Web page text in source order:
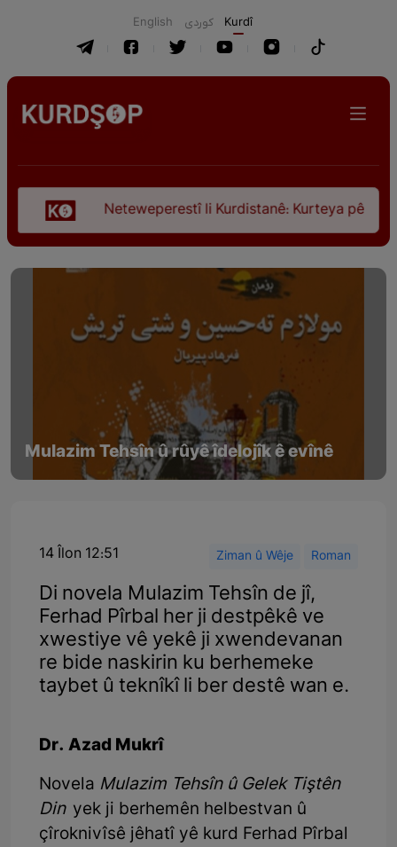
English كوردی Kurdî
Neteweperestî li Kurdistanê: Kurteya pêşveçûna
Mulazim Tehsîn û rûyê îdelojîk ê evînê
14 Îlon 12:51 Ziman û Wêje Roman
Di novela Mulazim Tehsîn de jî,
Ferhad Pîrbal her ji destpêkê ve
xwestiye vê yekê ji xwendevanan
re bide naskirin ku berhemeke
taybet û teknîkî li ber destê wan e.
Dr. Azad Mukrî
Novela Mulazim Tehsîn û Gelek Tiştên
Din yek ji berhemên helbestvan û
çîroknivîsê jêhatî yê kurd Ferhad Pîrbal